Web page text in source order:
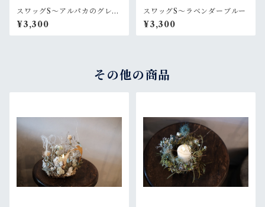
スワッグS〜アルパカのグレー
なセーター
¥3,300
スワッグS〜ラベンダーブルー
¥3,300
その他の商品